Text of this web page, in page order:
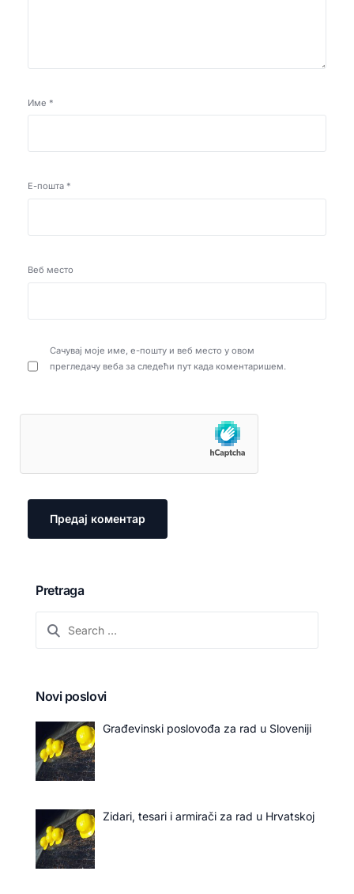
Име *
Е-пошта *
Веб место
Сачувај моје име, е-пошту и веб место у овом
прегледачу веба за следећи пут када коментаришем.
Pretraga
Novi poslovi
Građevinski poslovođa za rad u Sloveniji
Zidari, tesari i armirači za rad u Hrvatskoj